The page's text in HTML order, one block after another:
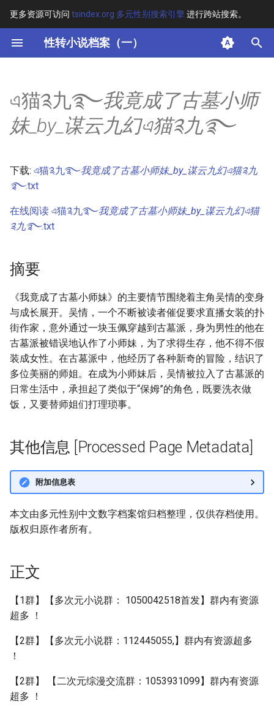
更多资源可访问 tsindex.org 多元性别搜索引擎进行跨站搜索。
性转小说档案（一）
键
开
始
索
其他信息 [Processed Page
Metadata]
এ猫༉九࿐我竟成了古墓小师
妹_by_谋云九幻এ猫༉九࿐
下载: এ猫༉九࿐我竟成了古墓小师妹_by_谋云九幻এ猫༉九
࿐.txt
在线阅读 এ猫༉九࿐我竟成了古墓小师妹_by_谋云九幻এ猫
༉九࿐.txt
摘要
《我竟成了古墓小师妹》的主要情节围绕着主角吴情的变身
与成长展开。吴情，一个不断被读者催促要求直播女装的扑
街作家，意外通过一块玉佩穿越到古墓派，身为男性的他在
古墓派被错误地认作了小师妹，为了求得生存，他不得不假
装成女性。在古墓派中，他经历了各种新奇的冒险，结识了
多位美丽的师姐。在成为小师妹后，吴情被拉入了古墓派的
日常生活中，承担起了类似于“保姆”的角色，既要洗衣做
饭，又要替师姐们打理琐事。
其他信息 [Processed Page Metadata]
附加信息表
本文由多元性别中文数字档案馆归档整理，仅供存档使用。
版权归原作者所有。
正文
【1群】【多次元小说群： 1050042518首发】群内有资源
超多 ！
【2群】【多次元小说群：112445055,】群内有资源超多
！
【2群】 【二次元综漫交流群：1053931099】群内有资源
超多 ！